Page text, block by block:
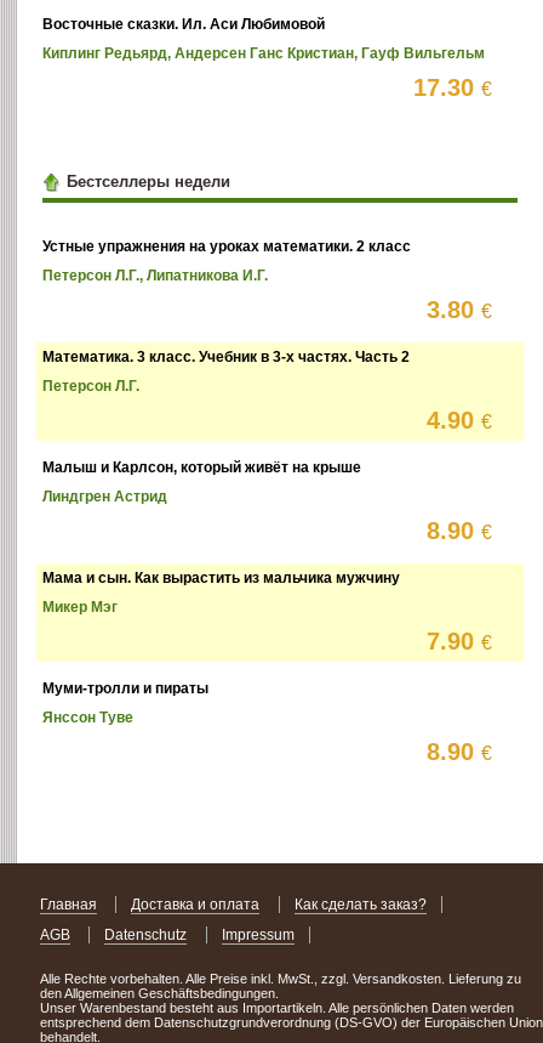
Восточные сказки. Ил. Аси Любимовой
Киплинг Редьярд, Андерсен Ганс Кристиан, Гауф Вильгельм
17.30€
Бестселлеры недели
Устные упражнения на уроках математики. 2 класс
Петерсон Л.Г., Липатникова И.Г.
3.80€
Математика. 3 класс. Учебник в 3-х частях. Часть 2
Петерсон Л.Г.
4.90€
Малыш и Карлсон, который живёт на крыше
Линдгрен Астрид
8.90€
Мама и сын. Как вырастить из мальчика мужчину
Микер Мэг
7.90€
Муми-тролли и пираты
Янссон Туве
8.90€
Главная Доставка и оплата
Как сделать заказ?
AGB
Datenschutz Impressum
Alle Rechte vorbehalten. Alle Preise inkl. MwSt., zzgl. Versandkosten. Lieferung zu
den Allgemeinen Geschäftsbedingungen.
Unser Warenbestand besteht aus Importartikeln. Alle persönlichen Daten werden
entsprechend dem Datenschutzgrundverordnung (DS-GVO) der Europäischen Union
behandelt.